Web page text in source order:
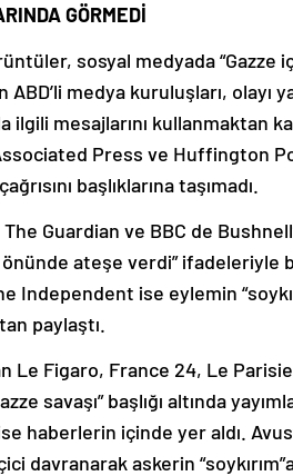
GÖRMEDİ
sosyal medyada “Gazze
medya kuruluşları, olayı
ilgili mesajlarını kullanmaktan
Press ve Huffington
başlıklarına taşımadı.
Guardian ve BBC de
ateşe verdi” ifadeleriyle
Independent ise eylemin
paylaştı.
Le Figaro, France 24, Le
savaşı” başlığı altında
haberlerin içinde yer aldı.
davranarak askerin